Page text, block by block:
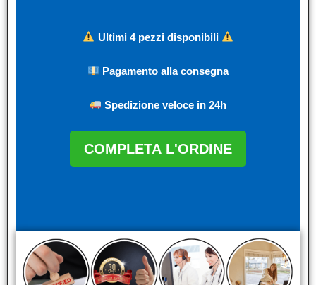
Ultimi 4 pezzi disponibili
Pagamento alla consegna
Spedizione veloce in 24h
COMPLETA L'ORDINE